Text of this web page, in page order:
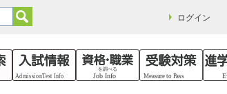
ログイン